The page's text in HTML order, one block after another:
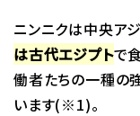
ニンニクは中央ア
は古代エジプトで
働者たちの一種の
います(※1)。